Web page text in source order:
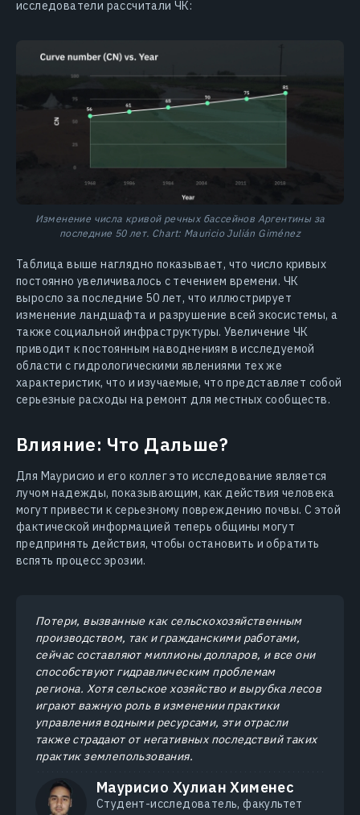
исследователи рассчитали ЧК:
Изменение числа кривой речных бассейнов Аргентины за
последние 50 лет. Chart: Mauricio Julián Giménez
Таблица выше наглядно показывает, что число кривых
постоянно увеличивалось с течением времени. ЧК
выросло за последние 50 лет, что иллюстрирует
изменение ландшафта и разрушение всей экосистемы, а
также социальной инфраструктуры. Увеличение ЧК
приводит к постоянным наводнениям в исследуемой
области с гидрологическими явлениями тех же
характеристик, что и изучаемые, что представляет собой
серьезные расходы на ремонт для местных сообществ.
Влияние: Что Дальше?
Для Маурисио и его коллег это исследование является
лучом надежды, показывающим, как действия человека
могут привести к серьезному повреждению почвы. С этой
фактической информацией теперь общины могут
предпринять действия, чтобы остановить и обратить
вспять процесс эрозии.
Потери, вызванные как сельскохозяйственным
производством, так и гражданскими работами,
сейчас составляют миллионы долларов, и все они
способствуют гидравлическим проблемам
региона. Хотя сельское хозяйство и вырубка лесов
играют важную роль в изменении практики
управления водными ресурсами, эти отрасли
также страдают от негативных последствий таких
практик землепользования.
Маурисио Хулиан Хименес
Студент-исследователь, факультет